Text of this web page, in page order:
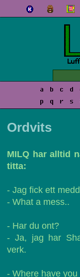
a b c d
p
q r s
Ordvits
MILQ har alltid
titta:
- Jag fick ett
- What a mess..
- Har du ont?
- Ja, jag har
verk.
- Where have